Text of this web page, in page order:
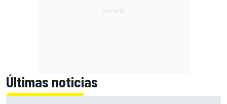
Últimas noticias